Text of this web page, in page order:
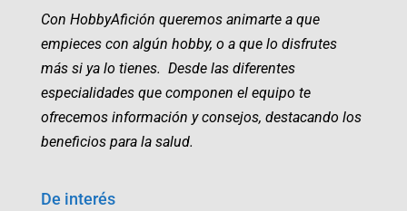
Con HobbyAfición queremos animarte a que
empieces con algún hobby, o a que lo disfrutes
más si ya lo tienes. Desde las diferentes
especialidades que componen el equipo te
ofrecemos información y consejos, destacando los
beneficios para la salud.
De interés